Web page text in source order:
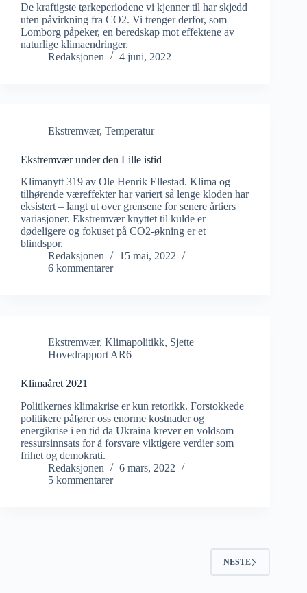
De kraftigste tørkeperiodene vi kjenner til har skjedd
uten påvirkning fra CO2. Vi trenger derfor, som
Lomborg påpeker, en beredskap mot effektene av
naturlige klimaendringer.
Redaksjonen
4 juni, 2022
Ekstremvær, Temperatur
Ekstremvær under den Lille istid
Klimanytt 319 av Ole Henrik Ellestad. Klima og
tilhørende væreffekter har variert så lenge kloden har
eksistert – langt ut over grensene for senere årtiers
variasjoner. Ekstremvær knyttet til kulde er
dødeligere og fokuset på CO2-økning er et
blindspor.
Redaksjonen
15 mai, 2022
6 kommentarer
Ekstremvær, Klimapolitikk, Sjette
Hovedrapport AR6
Klimaåret 2021
Politikernes klimakrise er kun retorikk. Forstokkede
politikere påfører oss enorme kostnader og
energikrise i en tid da Ukraina krever en voldsom
ressursinnsats for å forsvare viktigere verdier som
frihet og demokrati.
Redaksjonen
6 mars, 2022
5 kommentarer
NESTE